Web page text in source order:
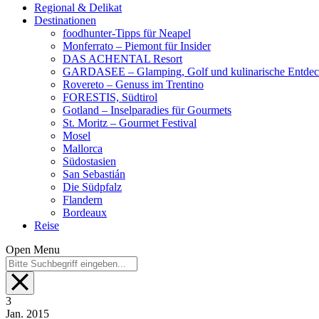
Regional & Delikat
Destinationen
foodhunter-Tipps für Neapel
Monferrato – Piemont für Insider
DAS ACHENTAL Resort
GARDASEE – Glamping, Golf und kulinarische
Rovereto – Genuss im Trentino
FORESTIS, Südtirol
Gotland – Inselparadies für Gourmets
St. Moritz – Gourmet Festival
Mosel
Mallorca
Südostasien
San Sebastián
Die Südpfalz
Flandern
Bordeaux
Reise
Open Menu
3
Jan. 2015